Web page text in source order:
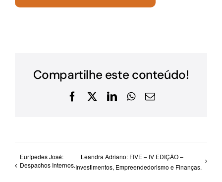
Compartilhe este conteúdo!
Facebook
X LinkedInWhatsApp
E-
Eurípedes José:
Despachos Internos.
Leandra Adriano: FIVE – IV EDIÇÃO –
Investimentos, Empreendedorismo e Finanças.